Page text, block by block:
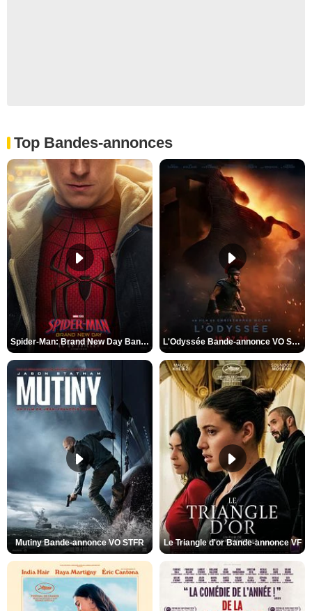
Top Bandes-annonces
Spider-Man: Brand New Day Bande-annonce VO STFR L'Odyssée Bande-annonce VO STFR
Mutiny Bande-annonce VO STFR Le Triangle d'or Bande-annonce VF